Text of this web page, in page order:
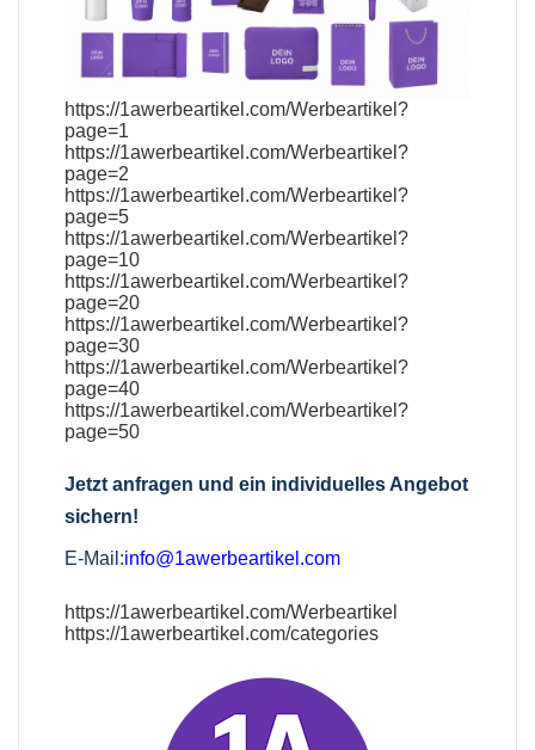
https://1awerbeartikel.com/Werbeartikel?
page=1
https://1awerbeartikel.com/Werbeartikel?
page=2
https://1awerbeartikel.com/Werbeartikel?
page=5
https://1awerbeartikel.com/Werbeartikel?
page=10
https://1awerbeartikel.com/Werbeartikel?
page=20
https://1awerbeartikel.com/Werbeartikel?
page=30
https://1awerbeartikel.com/Werbeartikel?
page=40
https://1awerbeartikel.com/Werbeartikel?
page=50
Jetzt anfragen und ein individuelles Angebot
sichern!
E-Mail:info@1awerbeartikel.com
https://1awerbeartikel.com/Werbeartikel
https://1awerbeartikel.com/categories